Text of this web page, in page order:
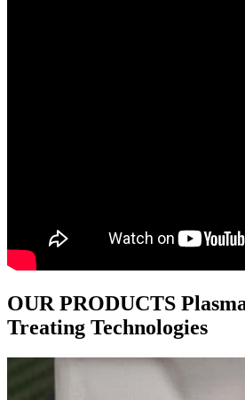
OUR PRODUCTS
Treating Technologies